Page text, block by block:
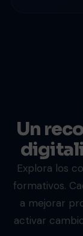
Un
Explora los
formativos.
a mejorar
activar